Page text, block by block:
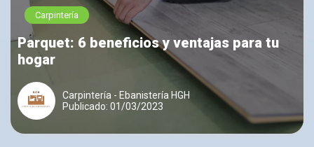
Carpintería
Parquet: 6 beneficios y ventajas para tu
hogar
Carpintería - Ebanistería HGH
Publicado: 01/03/2023